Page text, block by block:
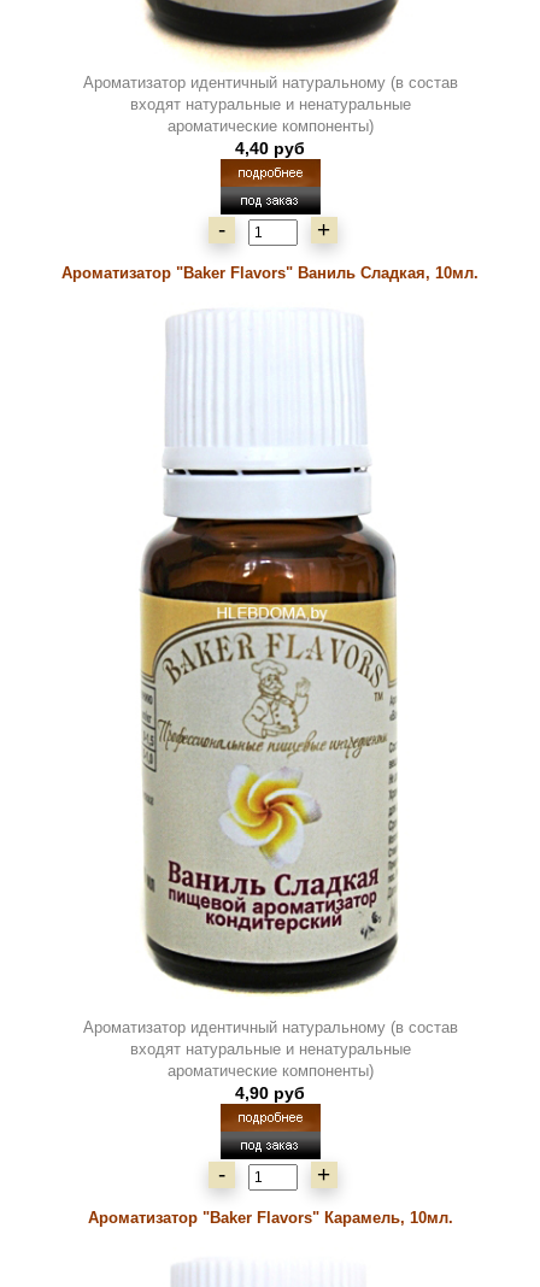
Ароматизатор идентичный натуральному (в состав
входят натуральные и ненатуральные
ароматические компоненты)
4,40 руб
- +
Ароматизатор "Baker Flavors" Ваниль Сладкая, 10мл.
Ароматизатор идентичный натуральному (в состав
входят натуральные и ненатуральные
ароматические компоненты)
4,90 руб
- +
Ароматизатор "Baker Flavors" Карамель, 10мл.